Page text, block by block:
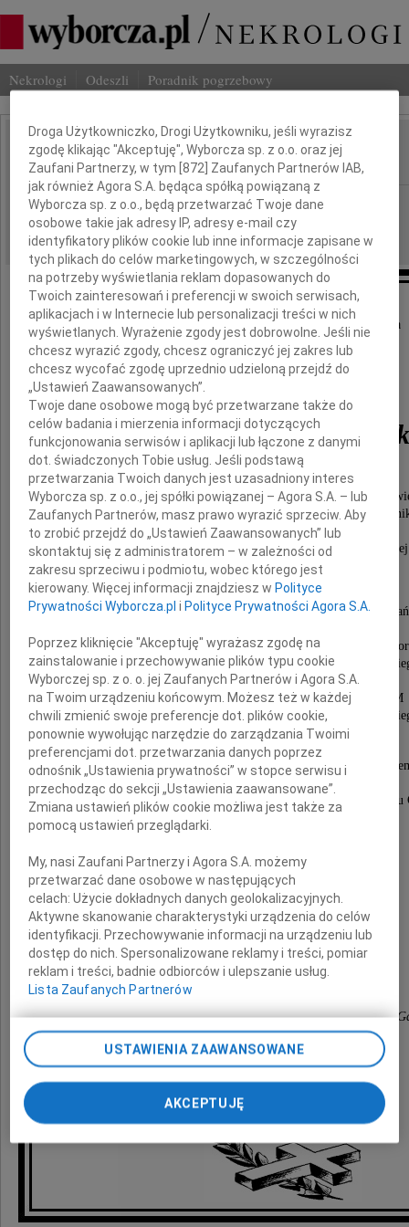
Nekrologi Odeszli Poradnik pogrzebowy
IMIĘ I NAZWISKO: Stanisław Szwankowski
REGION: Gdańsk
DATA EMISJI: 12.07.2011
11 lipca 2011 roku odszedł nasz drogi Kolega
Prof. dr hab.
Stanisław
wspaniały, serdeczny Człowiek, wybitny
i Nauczyciel Akademicki, Przyjaciel
podziwiany i szanowany przez studentów,
całym sercem oddany społeczności akademickiej
Wydziału Ekonomicznego.
Dziekan Wydziału Ekonomicznego Uniwersytetu
Zastępca Dyrektora Instytutu Transportu i Handlu
Wydziału Ekonomicznego Uniwersytety
w latach 1999-2002,
Kierownik Zakładu Handlu Morskiego ITiHM
Wydziału Ekonomicznego Uniwersytetu
w latach 1995-1999.
Odznaczony Złotym Krzyżem Zasługi, Srebrnym
Medalem Komisji Edukacji Narodowej.
Wyróżniany wielokrotnie Nagrodami Rektora Uniwersytetu
Pozostanie na zawsze w naszej pamięci.
Łączymy się w smutku z
Żoną i Córką
Dziekan i Rada Wydziału Ekonomicznego Uniwersytetu
Droga Użytkowniczko, Drogi Użytkowniku, jeśli wyrazisz
zgodę klikając "Akceptuję", Wyborcza sp. z o.o. oraz jej
Zaufani Partnerzy, w tym [872 ] Zaufanych Partnerów IAB,
jak również Agora S.A. będąca spółką powiązaną z
Wyborcza sp. z o.o., będą przetwarzać Twoje dane
osobowe takie jak adresy IP, adresy e-mail czy
identyfikatory plików cookie lub inne informacje zapisane w
tych plikach do celów marketingowych, w szczególności
na potrzeby wyświetlania reklam dopasowanych do
Twoich zainteresowań i preferencji w swoich serwisach,
aplikacjach i w Internecie lub personalizacji treści w nich
wyświetlanych. Wyrażenie zgody jest dobrowolne. Jeśli nie
chcesz wyrazić zgody, chcesz ograniczyć jej zakres lub
chcesz wycofać zgodę uprzednio udzieloną przejdź do
„Ustawień Zaawansowanych”.
Twoje dane osobowe mogą być przetwarzane także do
celów badania i mierzenia informacji dotyczących
funkcjonowania serwisów i aplikacji lub łączone z danymi
dot. świadczonych Tobie usług. Jeśli podstawą
przetwarzania Twoich danych jest uzasadniony interes
Wyborcza sp. z o.o., jej spółki powiązanej – Agora S.A. – lub
Zaufanych Partnerów, masz prawo wyrazić sprzeciw. Aby
to zrobić przejdź do „Ustawień Zaawansowanych” lub
skontaktuj się z administratorem – w zależności od
zakresu sprzeciwu i podmiotu, wobec którego jest
kierowany. Więcej informacji znajdziesz w Polityce
Prywatności Wyborcza.pl i Polityce Prywatności Agora S.A.
Poprzez kliknięcie "Akceptuję" wyrażasz zgodę na
zainstalowanie i przechowywanie plików typu cookie
Wyborczej sp. z o. o. jej Zaufanych Partnerów i Agora S.A.
na Twoim urządzeniu końcowym. Możesz też w każdej
chwili zmienić swoje preferencje dot. plików cookie,
ponownie wywołując narzędzie do zarządzania Twoimi
preferencjami dot. przetwarzania danych poprzez
odnośnik „Ustawienia prywatności” w stopce serwisu i
przechodząc do sekcji „Ustawienia zaawansowane”.
Zmiana ustawień plików cookie możliwa jest także za
pomocą ustawień przeglądarki.
My, nasi Zaufani Partnerzy i Agora S.A. możemy
przetwarzać dane osobowe w następujących
celach:Użycie dokładnych danych geolokalizacyjnych.
Aktywne skanowanie charakterystyki urządzenia do celów
identyfikacji. Przechowywanie informacji na urządzeniu lub
dostęp do nich. Spersonalizowane reklamy i treści, pomiar
reklam i treści, badnie odbiorców i ulepszanie usług.
Lista Zaufanych Partnerów
USTAWIENIA ZAAWANSOWANE
AKCEPTUJĘ